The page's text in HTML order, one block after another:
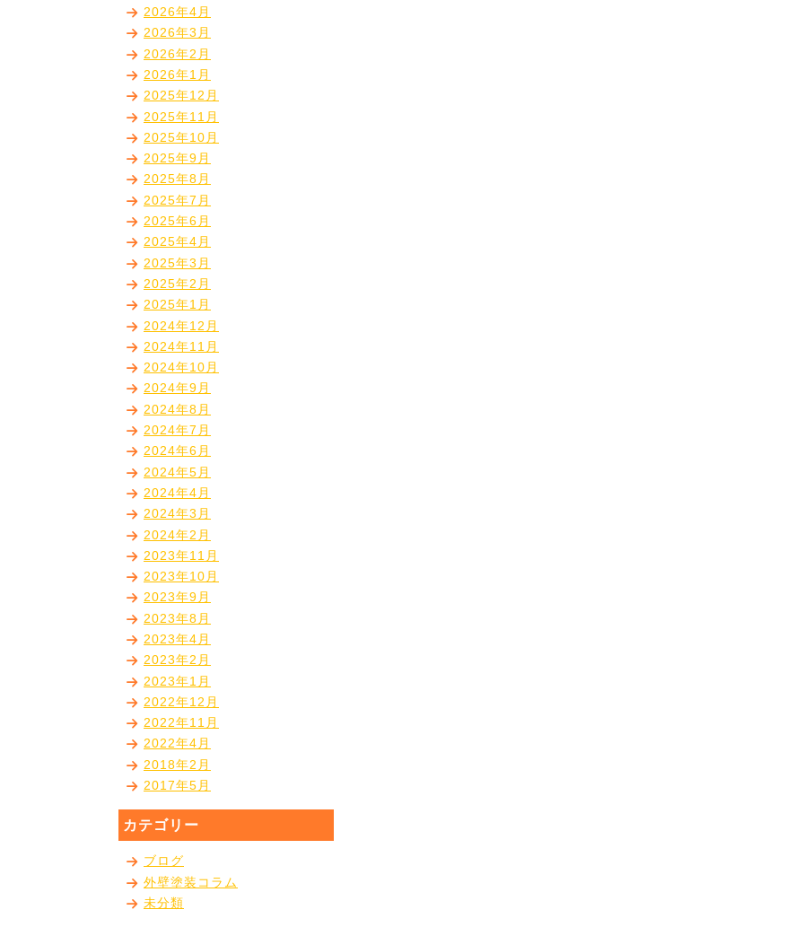
2026年4月
2026年3月
2026年2月
2026年1月
2025年12月
2025年11月
2025年10月
2025年9月
2025年8月
2025年7月
2025年6月
2025年4月
2025年3月
2025年2月
2025年1月
2024年12月
2024年11月
2024年10月
2024年9月
2024年8月
2024年7月
2024年6月
2024年5月
2024年4月
2024年3月
2024年2月
2023年11月
2023年10月
2023年9月
2023年8月
2023年4月
2023年2月
2023年1月
2022年12月
2022年11月
2022年4月
2018年2月
2017年5月
カテゴリー
ブログ
外壁塗装コラム
未分類